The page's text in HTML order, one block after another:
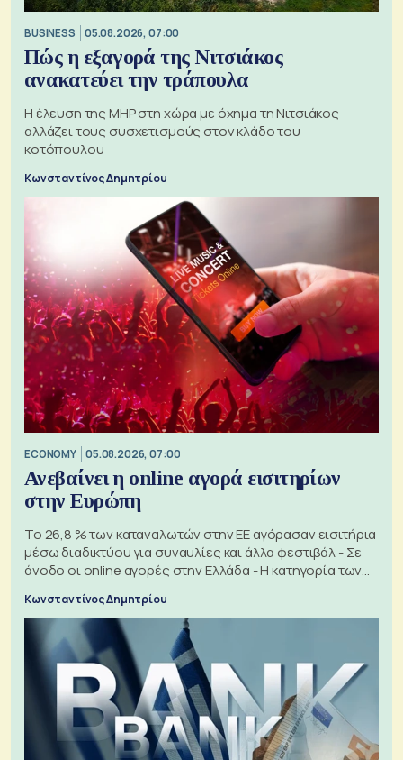
BUSINESS 05.08.2026, 07:00
Πώς η εξαγορά της Νιτσιάκος
ανακατεύει την τράπουλα
H έλευση της MHP στη χώρα με όχημα τη Νιτσιάκος
αλλάζει τους συσχετισμούς στον κλάδο του
κοτόπουλου
Κωνσταντίνος Δημητρίου
ECONOMY 05.08.2026, 07:00
Ανεβαίνει η online αγορά εισιτηρίων
στην Ευρώπη
Το 26,8 % των καταναλωτών στην ΕΕ αγόρασαν εισιτήρια
μέσω διαδικτύου για συναυλίες και άλλα φεστιβάλ - Σε
άνοδο οι online αγορές στην Ελλάδα - Η κατηγορία των
Κωνσταντίνος Δημητρίου